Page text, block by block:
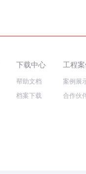
下载中心
帮助文档
档案下载
工程
案例展
合作伙